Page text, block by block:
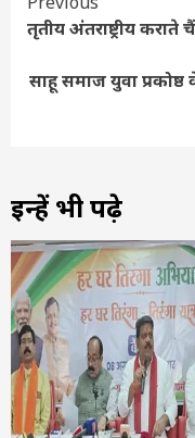
Reading
तृतीय अंतराष्ट्रीय
साहू समाज युवा प्रकोष्ठ
इन्हें भी पढ़े